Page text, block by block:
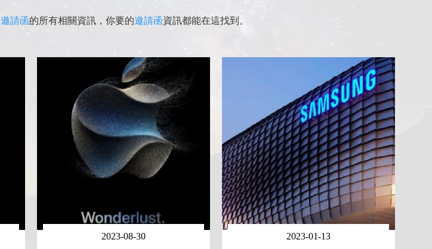
邀請函的所有相關資訊，你要的邀請函資訊都能在這找到。
2023-08-30 2023-01-13